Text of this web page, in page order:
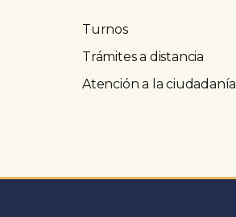
Turnos
Trámites a distancia
Atención a la ciudadanía